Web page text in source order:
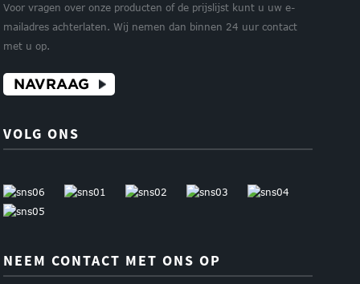
Voor vragen over onze producten of de prijslijst kunt u uw e-
mailadres achterlaten. Wij nemen dan binnen 24 uur contact
met u op.
NAVRAAG
VOLG ONS
NEEM CONTACT MET ONS OP